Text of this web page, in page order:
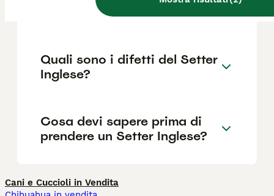
Quali sono i difetti del Setter
Inglese?
Cosa devi sapere prima di
prendere un Setter Inglese?
Cani e Cuccioli in Vendita